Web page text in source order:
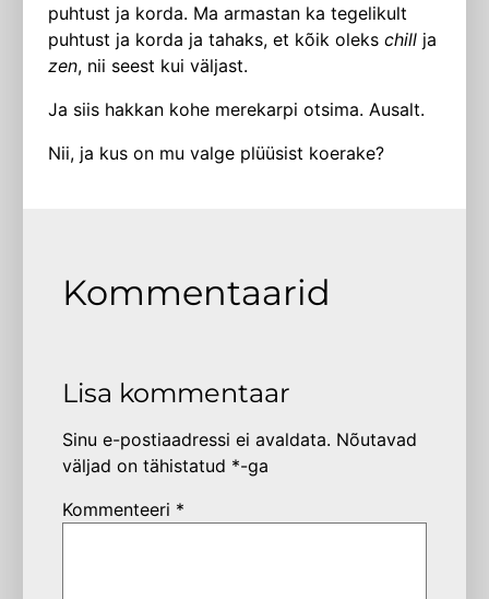
puhtust ja korda. Ma armastan ka tegelikult
puhtust ja korda ja tahaks, et kõik oleks chillja
zen, nii seest kui väljast.
Ja siis hakkan kohe merekarpi otsima. Ausalt.
Nii, ja kus on mu valge plüüsist koerake?
Kommentaarid
Lisa kommentaar
Sinu e-postiaadressi ei avaldata. Nõutavad
väljad on tähistatud *-ga
Kommenteeri *